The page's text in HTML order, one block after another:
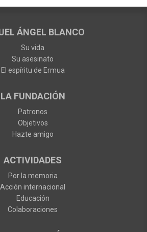
ÁNGEL BLANCO
Su vida
Su asesinato
El espíritu de Ermua
LA FUNDACIÓN
Patronos
Objetivos
Hazte amigo
ACTIVIDADES
Por la memoria
Acción internacional
Educación
Colaboraciones